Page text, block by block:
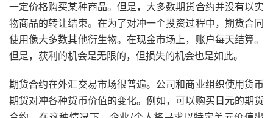
一定价格购买某种商品。但是，大多数期货合约并没有以实
物商品的转让结束。在为了对冲一个投资过程中，期货合同
使用像大多数其他衍生物。在现金市场上，账户每天结算。
但是，获利的机会是无限的，但损失的机会也是如此。
期货合约在外汇交易市场很普遍。公司和商业组织使用货币
期货对冲各种货币价值的变化。例如，可以购买日元的期货